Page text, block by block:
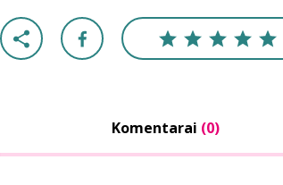
Komentarai (0)